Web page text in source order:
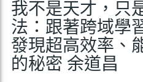
我不是天才，只
法：跟著跨域學
發現超高效率、
的秘密 余道昌